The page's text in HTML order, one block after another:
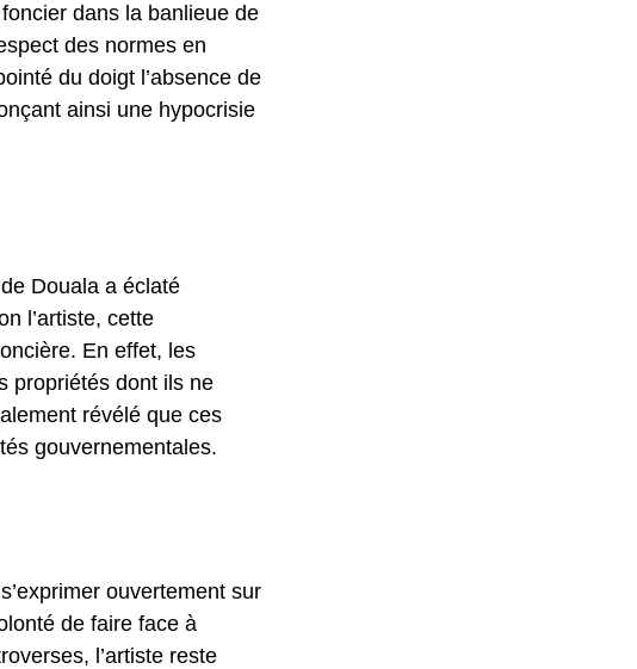
dans la banlieue de
des normes en
du doigt l’absence de
ainsi une hypocrisie
Douala a éclaté
l’artiste, cette
En effet, les
propriétés dont ils ne
révélé que ces
gouvernementales.
ouvertement sur
de faire face à
l’artiste reste